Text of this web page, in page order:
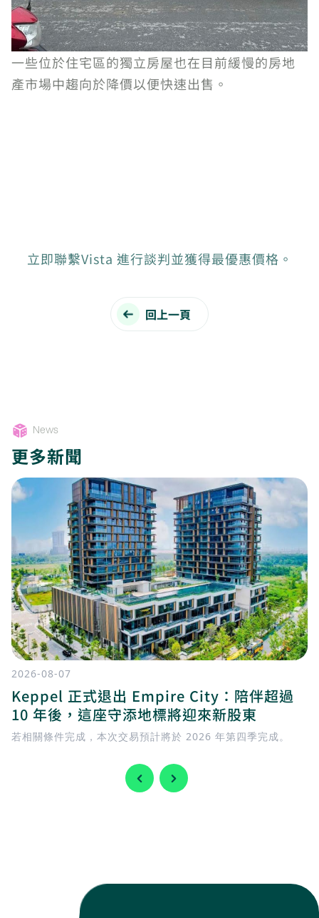
一些位於住宅區的獨立房屋也在目前緩慢的房地
產市場中趨向於降價以便快速出售。
立即聯繫Vista 進行談判並獲得最優惠價格。
回上一頁
News
更多新聞
2026-08-07
Keppel 正式退出 Empire City：陪伴超過
10 年後，這座守添地標將迎來新股東
若相關條件完成，本次交易預計將於 2026 年第四季完成。